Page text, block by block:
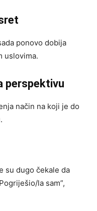
ponovo dobija
uslovima.
perspektivu
način na koji je do
su dugo čekale da
la sam”,